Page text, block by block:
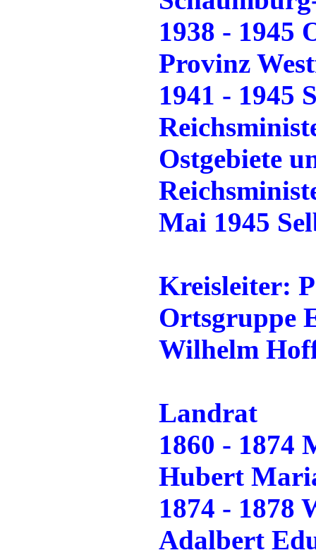
1938 - 1945
Provinz
1941 - 1945
Ostgebiete
Mai 1945
Kreisleiter:
Ortsgruppe
Wilhelm
Landrat
1860 -
Hubert
1874 - 1878
Adalbert